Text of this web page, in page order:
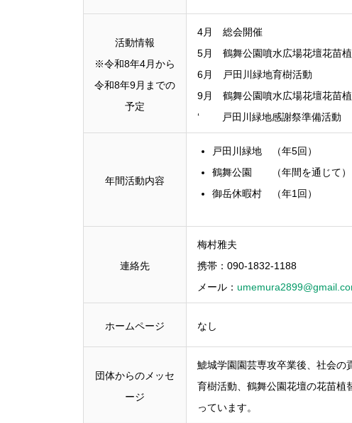
活動情報
※令和8年4月から
令和8年9月までの
予定
4月 総会開催
5月 鶴舞公園噴水広場花壇花苗
6月 戸田川緑地育樹活動
9月 鶴舞公園噴水広場花壇花苗
‘ 戸田川緑地感謝祭準備活動
年間活動内容
戸田川緑地 （年5回）
鶴舞公園 （年間を通じて）
御岳休暇村 （年1回）
連絡先
梅村雅夫
携帯：090-1832-1188
メール：
ホームページ なし
団体からのメッセ
ージ
鯱城学園園芸専攻卒業後、社会の
育樹活動、鶴舞公園花壇の花苗植
っています。